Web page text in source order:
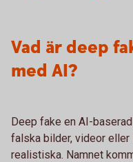
Vad är deep
med AI?
Deep fake en AI-
falska bilder, videor
realistiska. Namnet